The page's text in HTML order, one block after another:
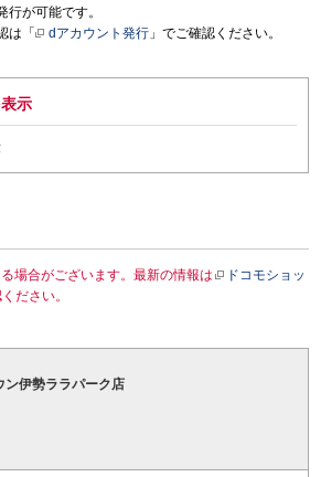
行が可能です。
は「
dアカウント発行 」でご確認ください。
示
場合がございます。最新の情報は
ドコモショッ
ださい。
ン伊勢ララパーク店